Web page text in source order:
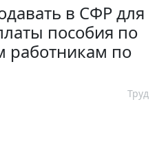
в СФР для
пособия по
работникам по
Труд